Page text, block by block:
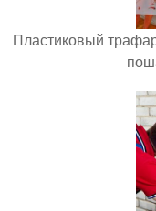
Пластиковый